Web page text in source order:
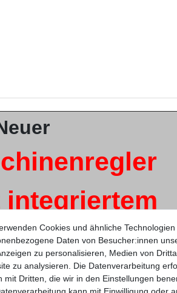
aus
Cookies und ähnliche
Daten von Besucher:innen
zu personalisieren, Medien von
zu analysieren. Die Datenverarbeitung
mit Dritten, die wir in den Einstellungen
kann mit Einwilligung oder